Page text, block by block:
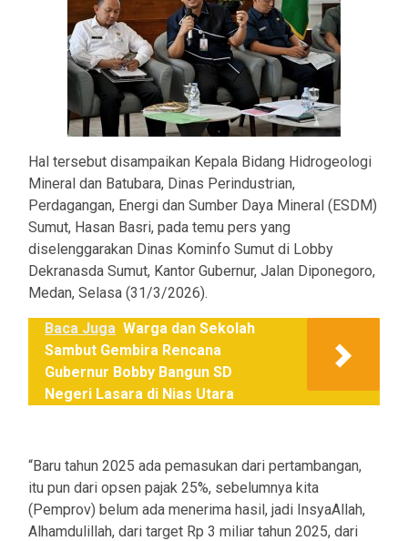
Hal tersebut disampaikan Kepala Bidang Hidrogeologi
Mineral dan Batubara, Dinas Perindustrian,
Perdagangan, Energi dan Sumber Daya Mineral (ESDM)
Sumut, Hasan Basri, pada temu pers yang
diselenggarakan Dinas Kominfo Sumut di Lobby
Dekranasda Sumut, Kantor Gubernur, Jalan Diponegoro,
Medan, Selasa (31/3/2026).
Baca Juga Warga dan Sekolah
Sambut Gembira Rencana
Gubernur Bobby Bangun SD
Negeri Lasara di Nias Utara
“Baru tahun 2025 ada pemasukan dari pertambangan,
itu pun dari opsen pajak 25%, sebelumnya kita
(Pemprov) belum ada menerima hasil, jadi InsyaAllah,
Alhamdulillah, dari target Rp 3 miliar tahun 2025, dari